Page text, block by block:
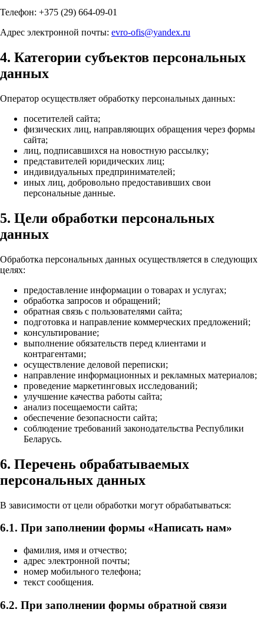
Телефон: +375 (29) 664-09-01
Адрес электронной почты: evro-ofis@yandex.ru
4. Категории субъектов персональных
данных
Оператор осуществляет обработку персональных данных:
посетителей сайта;
физических лиц, направляющих обращения через формы
сайта;
лиц, подписавшихся на новостную рассылку;
представителей юридических лиц;
индивидуальных предпринимателей;
иных лиц, добровольно предоставивших свои
персональные данные.
5. Цели обработки персональных
данных
Обработка персональных данных осуществляется в следующих
целях:
предоставление информации о товарах и услугах;
обработка запросов и обращений;
обратная связь с пользователями сайта;
подготовка и направление коммерческих предложений;
консультирование;
выполнение обязательств перед клиентами и
контрагентами;
осуществление деловой переписки;
направление информационных и рекламных материалов;
проведение маркетинговых исследований;
улучшение качества работы сайта;
анализ посещаемости сайта;
обеспечение безопасности сайта;
соблюдение требований законодательства Республики
Беларусь.
6. Перечень обрабатываемых
персональных данных
В зависимости от цели обработки могут обрабатываться:
6.1. При заполнении формы «Написать нам»
фамилия, имя и отчество;
адрес электронной почты;
номер мобильного телефона;
текст сообщения.
6.2. При заполнении формы обратной связи